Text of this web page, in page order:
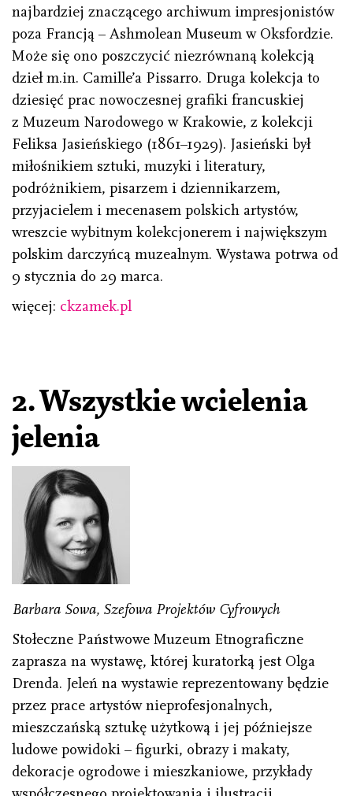
najbardziej znaczącego archiwum impresjonistów
poza Francją – Ashmolean Museum w Oksfordzie.
Może się ono poszczycić niezrównaną kolekcją
dzieł m.in. Camille’a Pissarro. Druga kolekcja to
dziesięć prac nowoczesnej grafiki francuskiej
z Muzeum Narodowego w Krakowie, z kolekcji
Feliksa Jasieńskiego (1861–1929). Jasieński był
miłośnikiem sztuki, muzyki i literatury,
podróżnikiem, pisarzem i dziennikarzem,
przyjacielem i mecenasem polskich artystów,
wreszcie wybitnym kolekcjonerem i największym
polskim darczyńcą muzealnym. Wystawa potrwa od
9 stycznia do 29 marca.
więcej: ckzamek.pl
2. Wszystkie wcielenia
jelenia
Barbara Sowa, Szefowa Projektów Cyfrowych
Stołeczne Państwowe Muzeum Etnograficzne
zaprasza na wystawę, której kuratorką jest Olga
Drenda. Jeleń na wystawie reprezentowany będzie
przez prace artystów nieprofesjonalnych,
mieszczańską sztukę użytkową i jej późniejsze
ludowe powidoki – figurki, obrazy i makaty,
dekoracje ogrodowe i mieszkaniowe, przykłady